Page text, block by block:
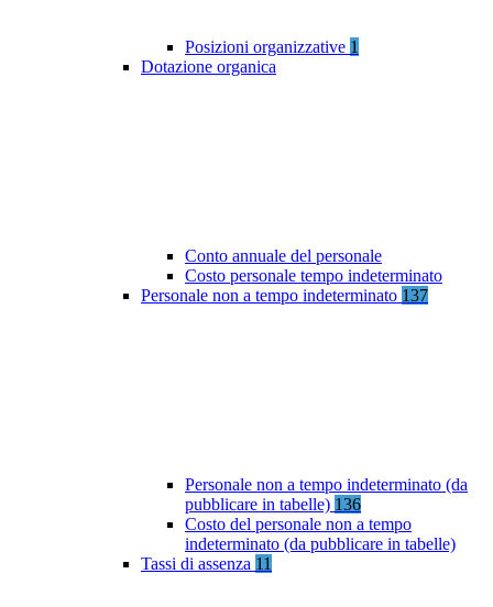
Posizioni organizzative 1
Dotazione organica
Conto annuale del personale
Costo personale tempo indeterminato
Personale non a tempo indeterminato 137
Personale non a tempo indeterminato (da
pubblicare in tabelle) 136
Costo del personale non a tempo
indeterminato (da pubblicare in tabelle)
Tassi di assenza 11